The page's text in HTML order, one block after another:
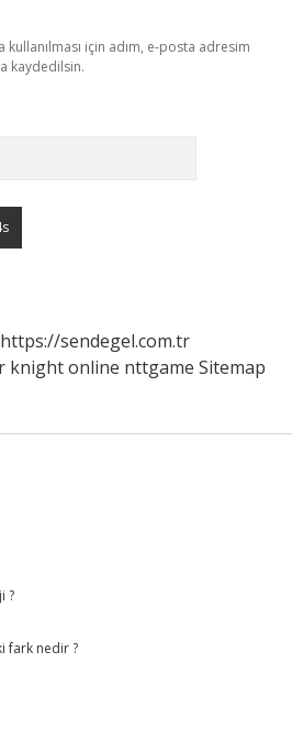
için adım, e-posta adresim
kaydedilsin.
https://sendegel.com.tr
knight online nttgame Sitemap
?
fark nedir ?